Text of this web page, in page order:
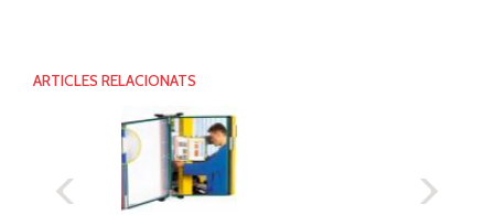
ARTICLES RELACIONATS